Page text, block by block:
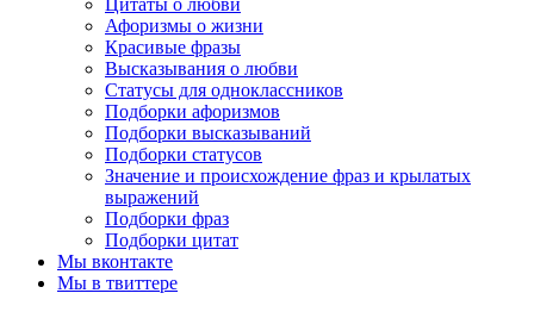
Цитаты о любви
Афоризмы о жизни
Красивые фразы
Высказывания о любви
Статусы для одноклассников
Подборки афоризмов
Подборки высказываний
Подборки статусов
Значение и происхождение фраз и крылатых
выражений
Подборки фраз
Подборки цитат
Мы вконтакте
Мы в твиттере